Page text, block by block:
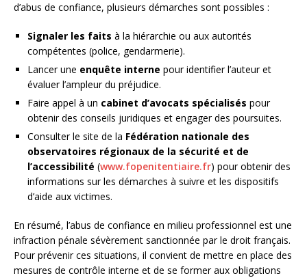
d’abus de confiance, plusieurs démarches sont possibles :
Signaler les faits à la hiérarchie ou aux autorités
compétentes (police, gendarmerie).
Lancer une enquête interne pour identifier l’auteur et
évaluer l’ampleur du préjudice.
Faire appel à un cabinet d’avocats spécialisés pour
obtenir des conseils juridiques et engager des poursuites.
Consulter le site de la Fédération nationale des
observatoires régionaux de la sécurité et de
l’accessibilité (www.fopenitentiaire.fr) pour obtenir des
informations sur les démarches à suivre et les dispositifs
d’aide aux victimes.
En résumé, l’abus de confiance en milieu professionnel est une
infraction pénale sévèrement sanctionnée par le droit français.
Pour prévenir ces situations, il convient de mettre en place des
mesures de contrôle interne et de se former aux obligations